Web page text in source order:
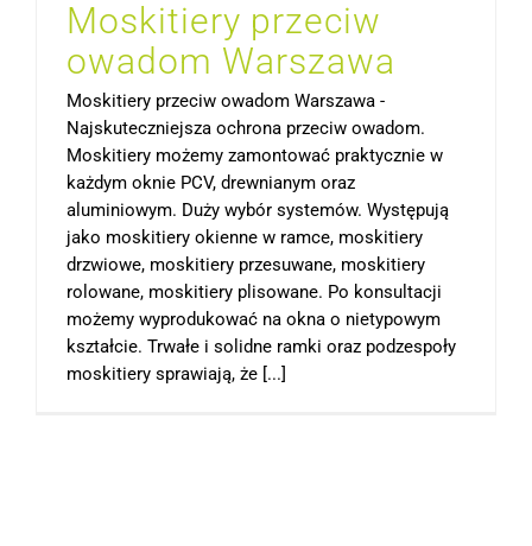
Moskitiery przeciw
owadom Warszawa
Moskitiery przeciw owadom Warszawa -
Najskuteczniejsza ochrona przeciw owadom.
Moskitiery możemy zamontować praktycznie w
każdym oknie PCV, drewnianym oraz
aluminiowym. Duży wybór systemów. Występują
jako moskitiery okienne w ramce, moskitiery
drzwiowe, moskitiery przesuwane, moskitiery
rolowane, moskitiery plisowane. Po konsultacji
możemy wyprodukować na okna o nietypowym
kształcie. Trwałe i solidne ramki oraz podzespoły
moskitiery sprawiają, że [...]